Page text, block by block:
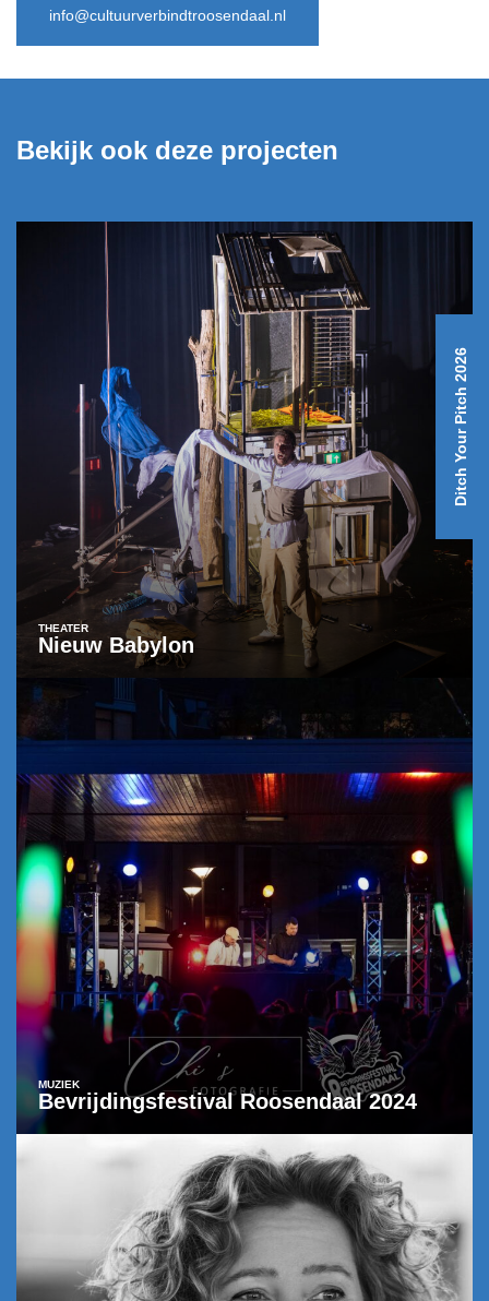
Ditch Your Pitch 2026
info@cultuurverbindtroosendaal.nl
Bekijk ook deze projecten
THEATER
Nieuw Babylon
MUZIEK
Bevrijdingsfestival Roosendaal 2024